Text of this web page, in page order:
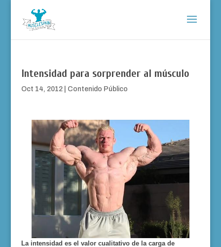
Intensidad para sorprender al músculo
Oct 14, 2012| Contenido Público
La intensidad es el valor cualitativo de la cargade